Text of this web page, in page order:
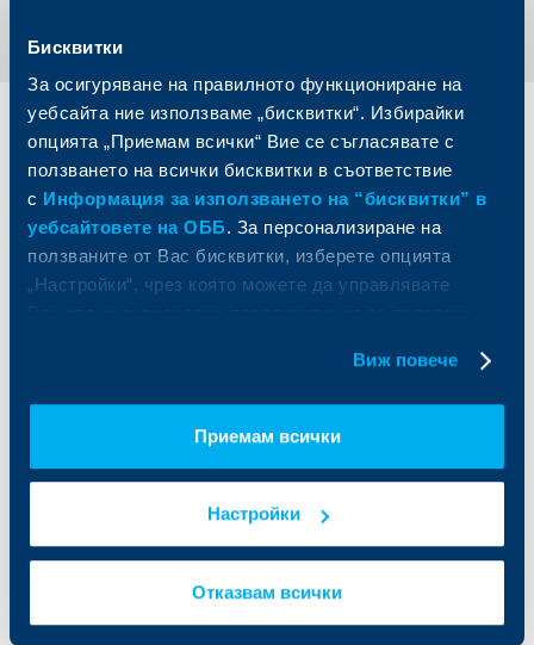
Бисквитки
За осигуряване на правилното функциониране на
уебсайта ние използваме „бисквитки“. Избирайки
опцията „Приемам всички“ Вие се съгласявате с
ползването на всички бисквитки в съответствие
с Информация за използването на “бисквитки” в
уебсайтовете на ОББ. За персонализиране на
ползваните от Вас бисквитки, изберете опцията
„Настройки“, чрез която можете да управлявате
Виж повече
Приемам всички
Настройки
Отказвам всички
Индивидуални
клиенти
Сметки и плащания
Спестявания и инвестиции
Бизнес
Управление на парични средства
Търговско финансиране
ПОС терминали
За ОББ
За KBC Груп
Управление
Групата на KBC
ОББ Интерлийз
ОББ Пенсионно осигуряване